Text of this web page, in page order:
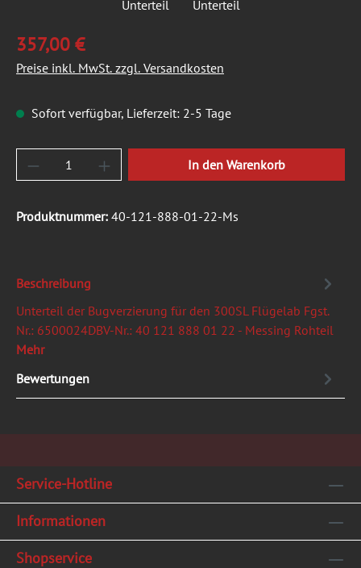
357,00 €
Preise inkl. MwSt. zzgl. Versandkosten
Sofort verfügbar, Lieferzeit: 2-5 Tage
Produkt Anzahl: Gib den gewünschten
In den Warenkorb
Produktnummer: 40-121-888-01-22-Ms
Beschreibung
Unterteil der Bugverzierung für den 300SL Flügelab Fgst.
Nr.: 6500024DBV-Nr.: 40 121 888 01 22 - Messing Rohteil
Mehr
Bewertungen
Service-Hotline
Informationen
Shopservice